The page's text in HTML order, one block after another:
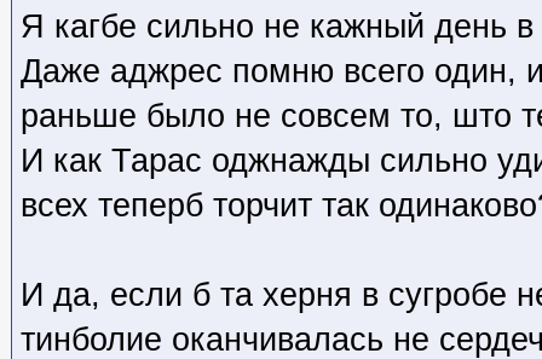
Я кагбе сильно не кажный день
Даже аджрес помню всего один,
раньше было не совсем то, што
И как Тарас оджнажды сильно
всех теперб торчит так
И да, если б та херня в сугробе
тинболие оканчивалась не